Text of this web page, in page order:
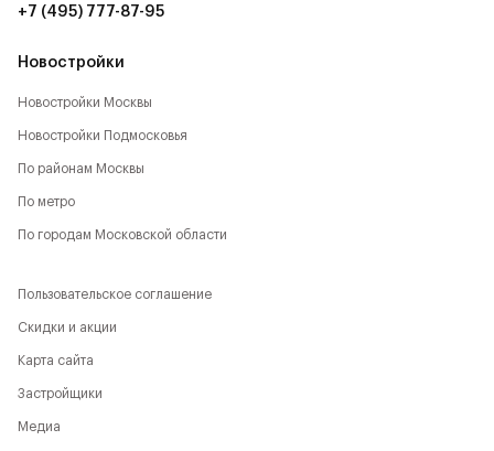
Новостройки
Новостройки Москвы
Новостройки Подмосковья
По районам Москвы
По метро
По городам Московской области
+7 (495) 777-87-95
Пользовательское соглашение
Скидки и акции
Карта сайта
Застройщики
Медиа